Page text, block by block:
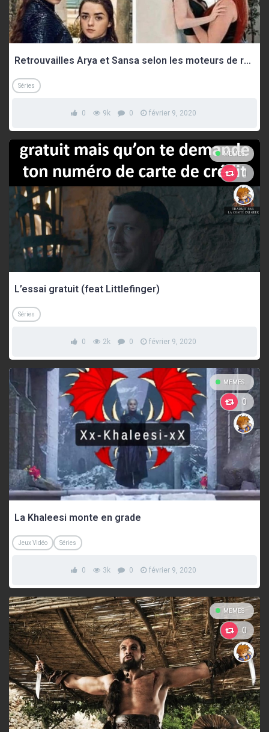
Retrouvailles Arya et Sansa selon les moteurs de recherche
Séries
0 9k 0 février 9, 2020
MEMES
0
L’essai gratuit (feat Littlefinger)
Séries
0 2k 0 février 9, 2020
MEMES
0
La Khaleesi monte en grade
Jeux Vidéo Séries
0 3k 0 février 9, 2020
MEMES
0